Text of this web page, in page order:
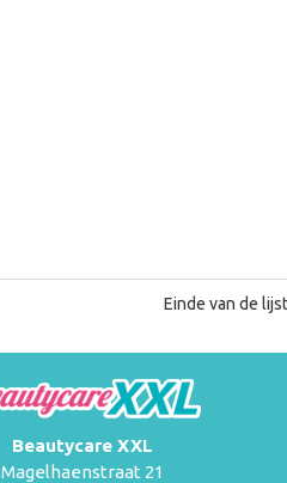
Einde van de lijst
Beautycare XXL
Magelhaenstraat 21